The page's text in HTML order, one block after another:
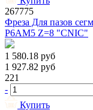
267775
Фреза Для пазов
Р6АМ5 Z=8 "CNIC"
1 580.18 руб
1 927.82 руб
221
-
Купить